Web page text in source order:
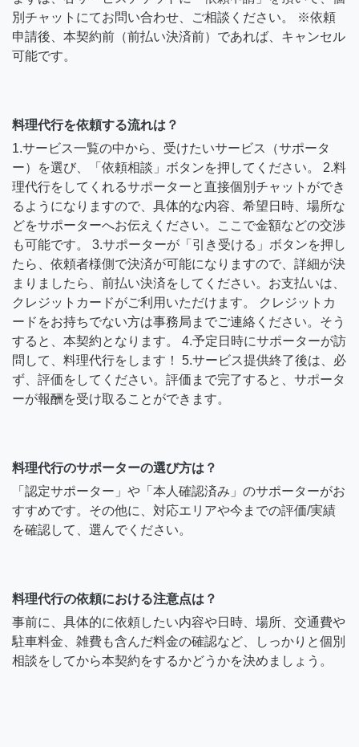
別チャットにてお問い合わせ、ご相談ください。 ※依頼
申請後、本契約前（前払い決済前）であれば、キャンセル
可能です。
料理代行を依頼する流れは？
1.サービス一覧の中から、受けたいサービス（サポータ
ー）を選び、「依頼相談」ボタンを押してください。 2.料
理代行をしてくれるサポーターと直接個別チャットができ
るようになりますので、具体的な内容、希望日時、場所な
どをサポーターへお伝えください。ここで金額などの交渉
も可能です。 3.サポーターが「引き受ける」ボタンを押し
たら、依頼者様側で決済が可能になりますので、詳細が決
まりましたら、前払い決済をしてください。お支払いは、
クレジットカードがご利用いただけます。 クレジットカ
ードをお持ちでない方は事務局までご連絡ください。そう
すると、本契約となります。 4.予定日時にサポーターが訪
問して、料理代行をします！ 5.サービス提供終了後は、必
ず、評価をしてください。評価まで完了すると、サポータ
ーが報酬を受け取ることができます。
料理代行のサポーターの選び方は？
「認定サポーター」や「本人確認済み」のサポーターがお
すすめです。その他に、対応エリアや今までの評価/実績
を確認して、選んでください。
料理代行の依頼における注意点は？
事前に、具体的に依頼したい内容や日時、場所、交通費や
駐車料金、雑費も含んだ料金の確認など、しっかりと個別
相談をしてから本契約をするかどうかを決めましょう。